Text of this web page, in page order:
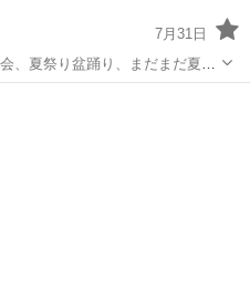
7月31日
、夏祭り盆踊り、まだまだ夏の